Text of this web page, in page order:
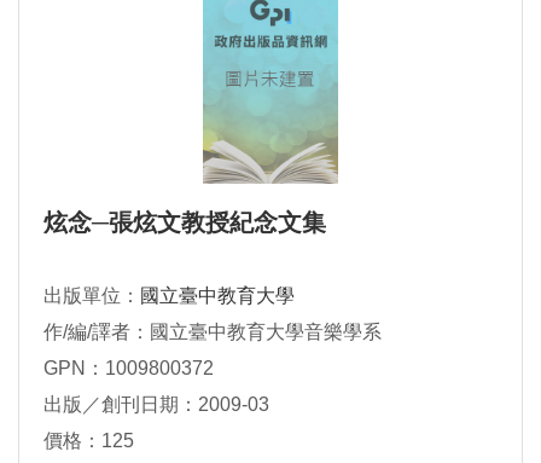
炫念─張炫文教授紀念文集
出版單位： 國立臺中教育大學
作/編/譯者：國立臺中教育大學音樂學系
GPN：1009800372
出版／創刊日期：2009-03
價格：125